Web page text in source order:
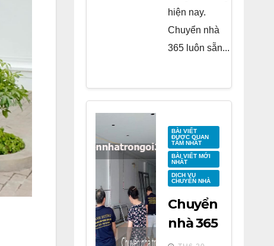
hiện nay.
Chuyển nhà
365 luôn sẵn...
BÀI VIẾT
ĐƯỢC QUAN
TÂM NHẤT
BÀI VIẾT MỚI
NHẤT
DỊCH VỤ
CHUYỂN NHÀ
Chuyển
nhà 365
tại